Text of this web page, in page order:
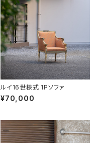
ルイ16世様式 1Pソファ
¥70,000